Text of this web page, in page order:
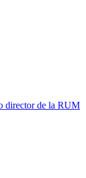
director de la RUM